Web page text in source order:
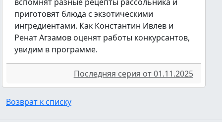
приготовят блюда с экзотическими
ингредиентами. Как Константин Ивлев и
Ренат Агзамов оценят работы конкурсантов,
увидим в программе.
Последняя серия от 01.11.2025
Возврат к списку